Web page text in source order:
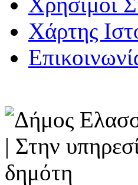
Χάρτης